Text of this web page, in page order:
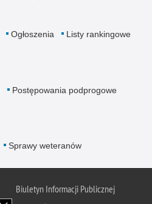
Ogłoszenia
Listy rankingowe
Postępowania podprogowe
Sprawy weteranów
Biuletyn Informacji Publicznej